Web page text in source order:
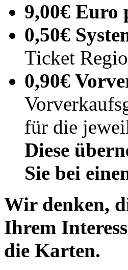
9,00€ Euro
0,50€
Ticket
0,90€
für die
Diese
Sie bei
Wir denken,
Ihrem
die Karten.